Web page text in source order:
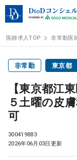
医師求人
非常勤検索 アルバ
医師求人TOP 非常勤医
非常勤 東京都
【東京都江
５土曜の皮
可
300419883
2026年06月03日更新